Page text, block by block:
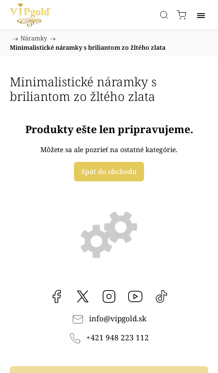
Domov
/ Náramky /
Minimalistické náramky s briliantom zo žltého zlata
Minimalistické náramky s
briliantom zo žltého zlata
Produkty ešte len pripravujeme.
Môžete sa ale pozrieť na ostatné kategórie.
Späť do obchodu
Facebook vipgoldsk Instagram YouTube
info@vipgold.sk
+421 948 223 112